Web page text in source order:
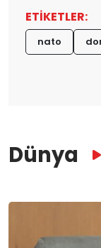
ETİKETLER:
nato
Dünya